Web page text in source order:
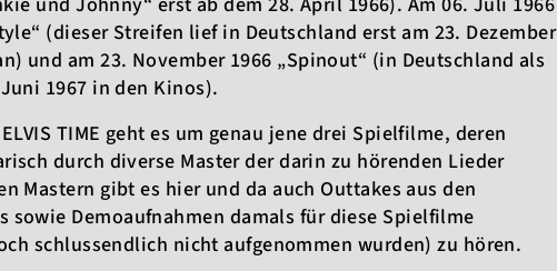
(dieser Streifen lief in Deutschland erst am 23. Dezember
und am 23. November 1966 „Spinout“ (in Deutschland als
1967 in den Kinos).
TIME geht es um genau jene drei Spielfilme, deren
durch diverse Master der darin zu hörenden Lieder
Mastern gibt es hier und da auch Outtakes aus den
sowie Demoaufnahmen damals für diese Spielfilme
schlussendlich nicht aufgenommen wurden) zu hören.